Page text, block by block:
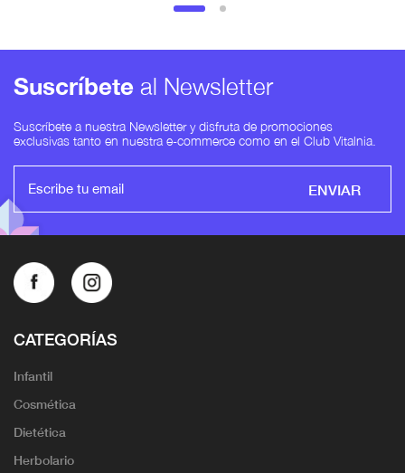
Suscríbete al Newsletter
Suscríbete a nuestra Newsletter y disfruta de promociones
exclusivas tanto en nuestra e-commerce como en el Club Vitalnia.
ENVIAR
CATEGORÍAS
Infantil
Cosmética
Dietética
Herbolario